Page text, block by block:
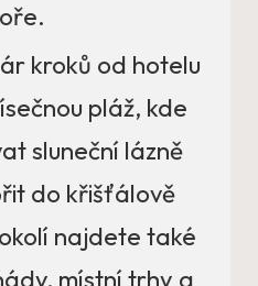
kroků od hotelu
pláž, kde
sluneční lázně
do křišťálově
najdete také
místní trhy a